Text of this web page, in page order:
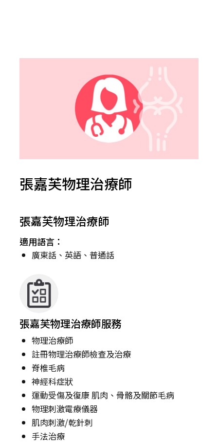
張嘉芙物理治療師
張嘉芙物理治療師
適用語言：
廣東話、英語、普通話
張嘉芙物理治療師服務
物理治療師
註冊物理治療師檢查及治療
脊椎毛病
神經科症狀
運動受傷及復康 肌肉、骨骼及關節毛病
物理刺激電療儀器
肌肉刺激/乾針刺
手法治療